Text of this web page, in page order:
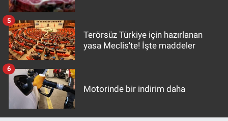
Terörsüz Türkiye için hazırlanan
yasa Meclis'te! İşte maddeler
5
Motorinde bir indirim daha
6